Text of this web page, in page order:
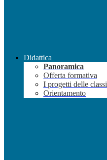
Didattica
Panoramica
Offerta formativa
I progetti delle classi
Orientamento